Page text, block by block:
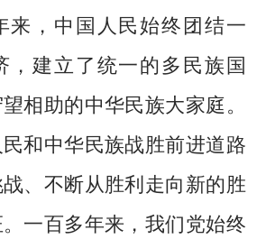
来，中国人民始终团结一
，建立了统一的多民族国
相助的中华民族大家庭。
和中华民族战胜前进道路
战、不断从胜利走向新的胜
一百多年来，我们党始终